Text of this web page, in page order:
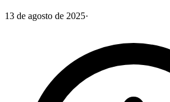
13 de agosto de 2025·